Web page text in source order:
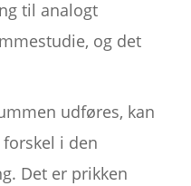
til analogt
og det
udføres, kan
i den
Det er prikken